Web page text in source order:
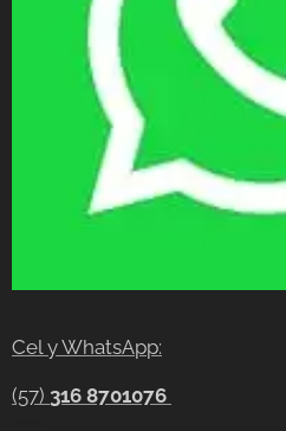
Cel y WhatsApp:
(57) 316 8701076